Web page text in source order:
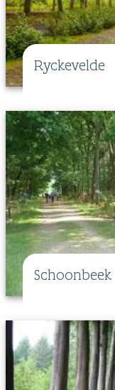
Ryckevelde
Schoonbeek